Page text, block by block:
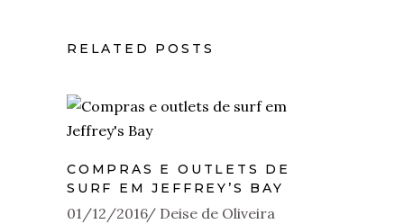
RELATED POSTS
COMPRAS E OUTLETS DE
SURF EM JEFFREY’S BAY
01/12/2016 Deise de Oliveira